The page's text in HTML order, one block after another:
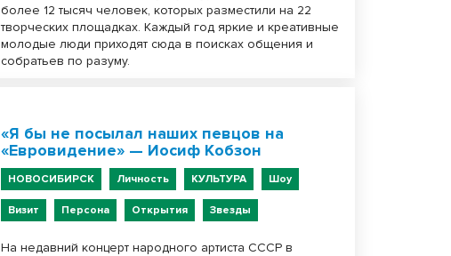
более 12 тысяч человек, которых разместили на 22
творческих площадках. Каждый год яркие и креативные
молодые люди приходят сюда в поисках общения и
собратьев по разуму.
«Я бы не посылал наших певцов на
«Евровидение» — Иосиф Кобзон
НОВОСИБИРСК Личность КУЛЬТУРА Шоу
Визит Персона Открытия Звезды
На недавний концерт народного артиста СССР в